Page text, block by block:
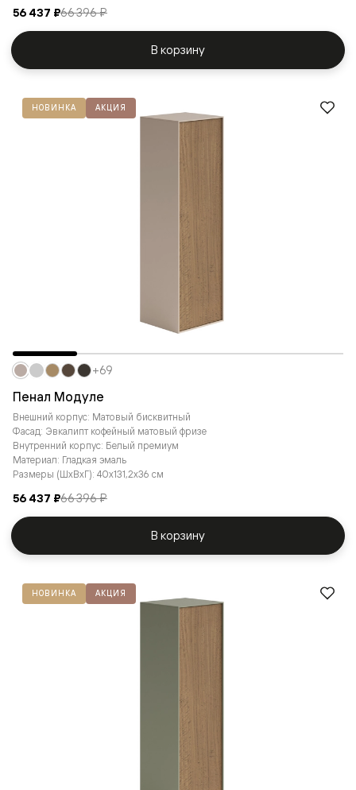
56 437 ₽66 396 ₽
В корзину
НОВИНКА АКЦИЯ
Пенал Модуле
Внешний корпус: Матовый бисквитный
Фасад: Эвкалипт кофейный матовый фризе
Внутренний корпус: Белый премиум
Материал: Гладкая эмаль
Размеры (ШxВxГ): 40x131,2x36 см
56 437 ₽66 396 ₽
+69
В корзину
НОВИНКА АКЦИЯ